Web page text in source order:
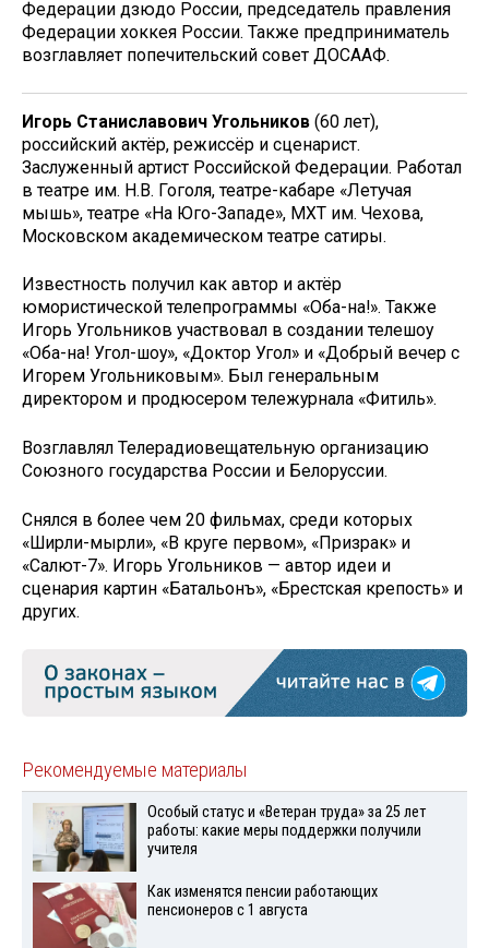
Федерации дзюдо России, председатель правления
Федерации хоккея России. Также предприниматель
возглавляет попечительский совет ДОСААФ.
Игорь Станиславович Угольников (60 лет),
российский актёр, режиссёр и сценарист.
Заслуженный артист Российской Федерации. Работал
в театре им. Н.В. Гоголя, театре-кабаре «Летучая
мышь», театре «На Юго-Западе», МХТ им. Чехова,
Московском академическом театре сатиры.
Известность получил как автор и актёр
юмористической телепрограммы «Оба-на!». Также
Игорь Угольников участвовал в создании телешоу
«Оба-на! Угол-шоу», «Доктор Угол» и «Добрый вечер с
Игорем Угольниковым». Был генеральным
директором и продюсером тележурнала «Фитиль».
Возглавлял Телерадиовещательную организацию
Союзного государства России и Белоруссии.
Снялся в более чем 20 фильмах, среди которых
«Ширли-мырли», «В круге первом», «Призрак» и
«Салют-7». Игорь Угольников — автор идеи и
сценария картин «Батальонъ», «Брестская крепость» и
других.
Рекомендуемые материалы
Особый статус и «Ветеран труда» за 25 лет
работы: какие меры поддержки получили
учителя
Как изменятся пенсии работающих
пенсионеров с 1 августа